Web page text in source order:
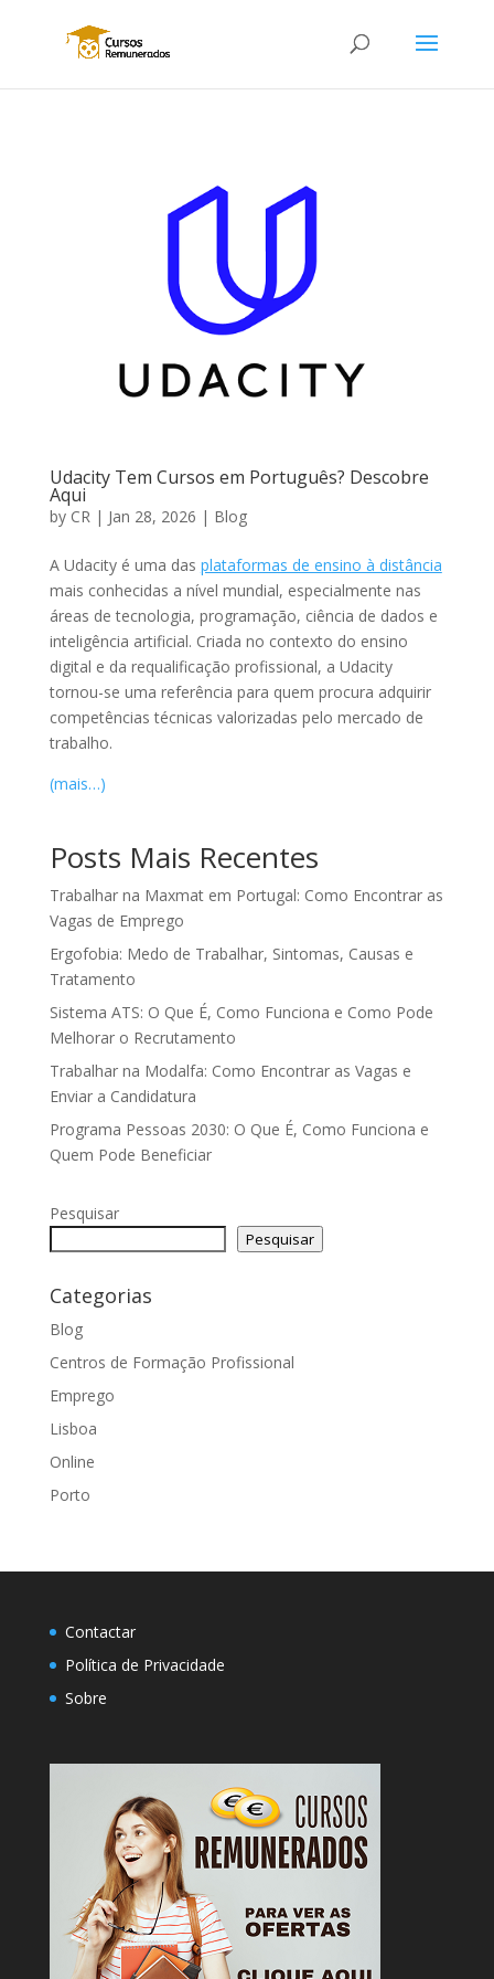
Udacity Tem Cursos em Português? Descobre
Aqui
by CR| Jan 28, 2026 | Blog
A Udacity é uma das plataformas de ensino à distância
mais conhecidas a nível mundial, especialmente nas
áreas de tecnologia, programação, ciência de dados e
inteligência artificial. Criada no contexto do ensino
digital e da requalificação profissional, a Udacity
tornou-se uma referência para quem procura adquirir
competências técnicas valorizadas pelo mercado de
trabalho.
(mais…)
Posts Mais Recentes
Trabalhar na Maxmat em Portugal: Como Encontrar as
Vagas de Emprego
Ergofobia: Medo de Trabalhar, Sintomas, Causas e
Tratamento
Sistema ATS: O Que É, Como Funciona e Como Pode
Melhorar o Recrutamento
Trabalhar na Modalfa: Como Encontrar as Vagas e
Enviar a Candidatura
Programa Pessoas 2030: O Que É, Como Funciona e
Quem Pode Beneficiar
Pesquisar
Pesquisar
Categorias
Blog
Centros de Formação Profissional
Emprego
Lisboa
Online
Porto
Contactar
Política de Privacidade
Sobre